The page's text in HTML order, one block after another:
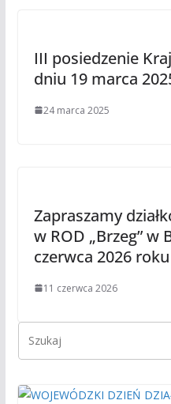
III posiedzenie
dniu 19 marca
24 marca 2025
Zapraszamy
w ROD „Brzeg” w
czerwca 2026 roku
11 czerwca 2026